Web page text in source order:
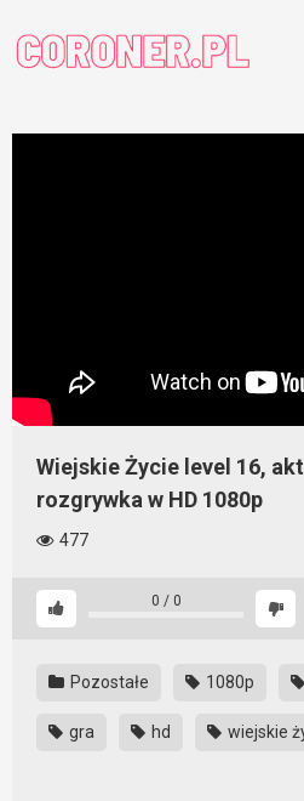
content
Wiejskie Życie level 16,
rozgrywka w HD 1080p
477
0 / 0
Pozostałe 1080p
gra hd wiejskie